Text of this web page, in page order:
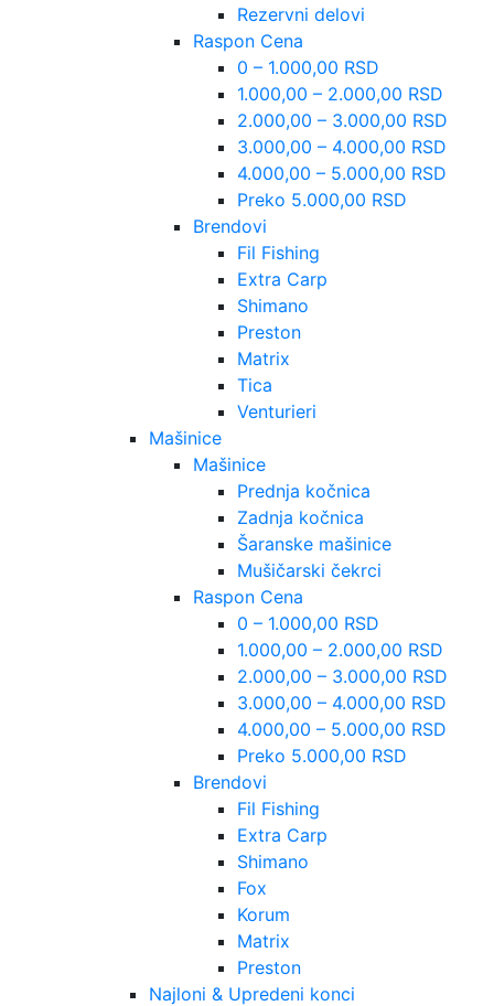
Rezervni delovi
Raspon Cena
0 – 1.000,00 RSD
1.000,00 – 2.000,00 RSD
2.000,00 – 3.000,00 RSD
3.000,00 – 4.000,00 RSD
4.000,00 – 5.000,00 RSD
Preko 5.000,00 RSD
Brendovi
Fil Fishing
Extra Carp
Shimano
Preston
Matrix
Tica
Venturieri
Mašinice
Mašinice
Prednja kočnica
Zadnja kočnica
Šaranske mašinice
Mušičarski čekrci
Raspon Cena
0 – 1.000,00 RSD
1.000,00 – 2.000,00 RSD
2.000,00 – 3.000,00 RSD
3.000,00 – 4.000,00 RSD
4.000,00 – 5.000,00 RSD
Preko 5.000,00 RSD
Brendovi
Fil Fishing
Extra Carp
Shimano
Fox
Korum
Matrix
Preston
Najloni & Upredeni konci